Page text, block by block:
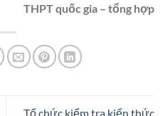
THPT quốc gia – tổng hợp
Tổ chức kiểm tra kiến thức